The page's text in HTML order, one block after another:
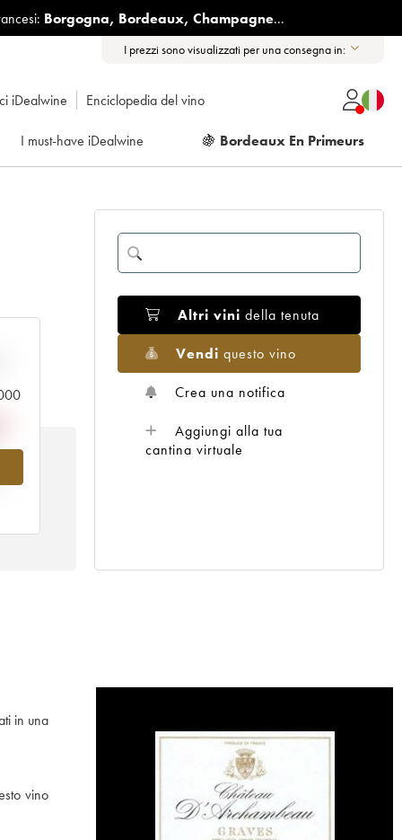
Borgogna, Bordeaux, Champagne...
I prezzi sono visualizzati per una consegna in:
iDealwine Enciclopedia del vino
I must-have iDealwine 🍇 Bordeaux En Primeurs
Altri vini della tenuta
Vendi questo vino
Crea una notifica
Aggiungi alla tua
cantina virtuale
in una
vino